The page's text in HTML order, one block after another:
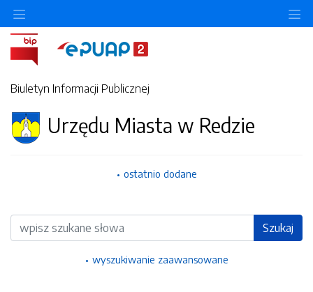
Biuletyn Informacji Publicznej
Urzędu Miasta w Redzie
ostatnio dodane
Wyszukiwarka Szukaj
wyszukiwanie zaawansowane